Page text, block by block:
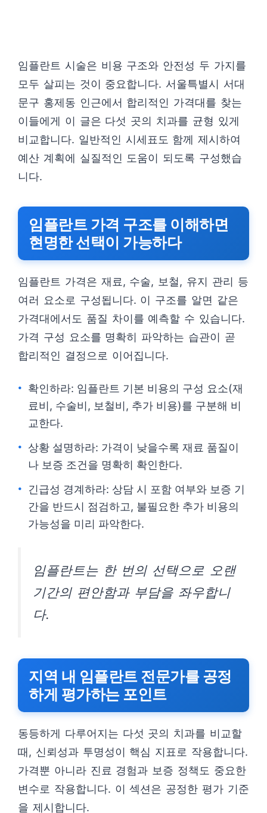
임플란트 시술은 비용 구조와 안전성 두 가지를
모두 살피는 것이 중요합니다. 서울특별시 서대
문구 홍제동 인근에서 합리적인 가격대를 찾는
이들에게 이 글은 다섯 곳의 치과를 균형 있게
비교합니다. 일반적인 시세표도 함께 제시하여
예산 계획에 실질적인 도움이 되도록 구성했습
니다.
임플란트 가격 구조를 이해하면
현명한 선택이 가능하다
임플란트 가격은 재료, 수술, 보철, 유지 관리 등
여러 요소로 구성됩니다. 이 구조를 알면 같은
가격대에서도 품질 차이를 예측할 수 있습니다.
가격 구성 요소를 명확히 파악하는 습관이 곧
합리적인 결정으로 이어집니다.
확인하라: 임플란트 기본 비용의 구성 요소(재
료비, 수술비, 보철비, 추가 비용)를 구분해 비
교한다.
상황 설명하라: 가격이 낮을수록 재료 품질이
나 보증 조건을 명확히 확인한다.
긴급성 경계하라: 상담 시 포함 여부와 보증 기
간을 반드시 점검하고, 불필요한 추가 비용의
가능성을 미리 파악한다.
임플란트는 한 번의 선택으로 오랜
기간의 편안함과 부담을 좌우합니
다.
지역 내 임플란트 전문가를 공정
하게 평가하는 포인트
동등하게 다루어지는 다섯 곳의 치과를 비교할
때, 신뢰성과 투명성이 핵심 지표로 작용합니다.
가격뿐 아니라 진료 경험과 보증 정책도 중요한
변수로 작용합니다. 이 섹션은 공정한 평가 기준
을 제시합니다.